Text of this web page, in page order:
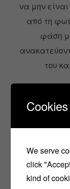
να μην
από τη
φάση
του
Μόλις
περίπου
αιθέριο
Αφήνετ
Cookies
We serve
click
kind of